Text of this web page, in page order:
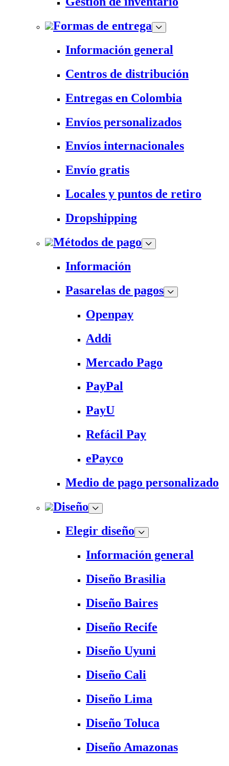
Formas de entrega
Información general
Centros de distribución
Entregas en Colombia
Envíos personalizados
Envíos internacionales
Envío gratis
Locales y puntos de retiro
Dropshipping
Métodos de pago
Información
Pasarelas de pagos
Openpay
Addi
Mercado Pago
PayPal
PayU
Refácil Pay
ePayco
Medio de pago personalizado
Diseño
Elegir diseño
Información general
Diseño Brasilia
Diseño Baires
Diseño Recife
Diseño Uyuni
Diseño Cali
Diseño Lima
Diseño Toluca
Diseño Amazonas